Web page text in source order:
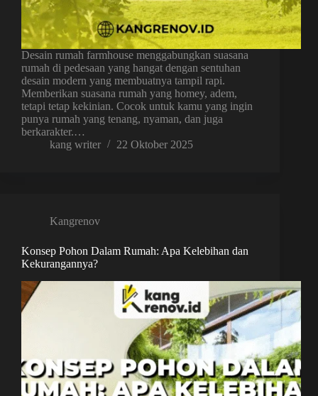
Desain rumah farmhouse menggabungkan suasana
rumah di pedesaan yang hangat dengan sentuhan
desain modern yang membuatnya tampil rapi.
Memberikan suasana rumah yang homey, adem,
tetapi tetap kekinian. Cocok untuk kamu yang ingin
punya rumah yang tenang, nyaman, dan juga
berkarakter.…
kang writer
22 Oktober 2025
Kangrenov
Konsep Pohon Dalam Rumah: Apa Kelebihan dan
Kekurangannya?